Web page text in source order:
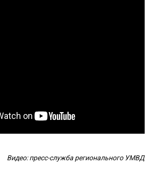
Видео: пресс-служба регионального УМВД